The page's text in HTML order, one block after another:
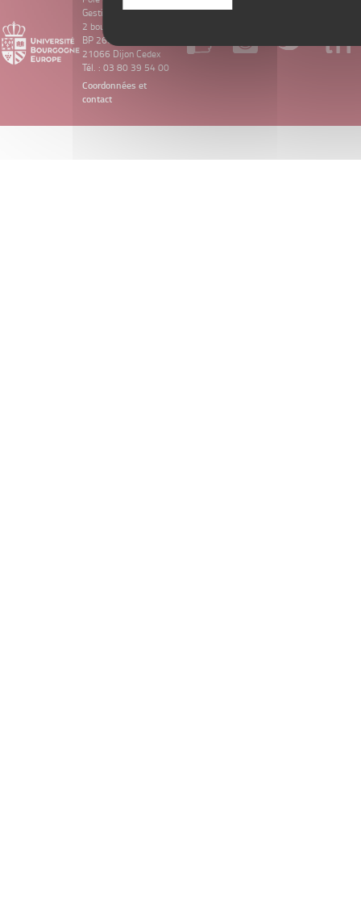
Gestion
2 boulevard Gabriel
BP 26611
21066 Dijon Cedex
Tél. : 03 80 39 54 00
Coordonnées et
contact